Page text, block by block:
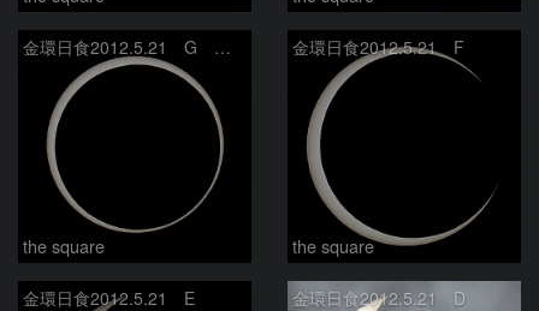
金環日食2012.5.21 G 最大食
the square
金環日食2012.5.21 F
the square
金環日食2012.5.21 E 金環日食2012.5.21 D